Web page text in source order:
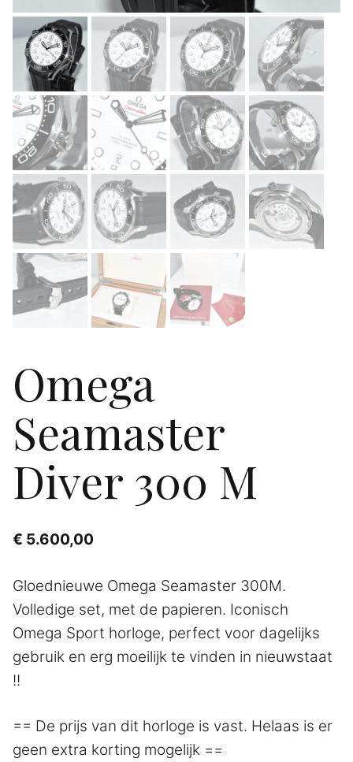
Omega
Seamaster
Diver 300 M
€ 5.600,00
Gloednieuwe Omega Seamaster 300M.
Volledige set, met de papieren. Iconisch
Omega Sport horloge, perfect voor dagelijks
gebruik en erg moeilijk te vinden in nieuwstaat
!!
== De prijs van dit horloge is vast. Helaas is er
geen extra korting mogelijk ==